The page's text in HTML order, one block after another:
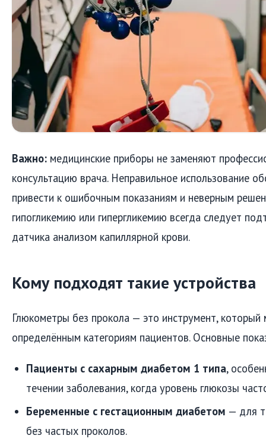
Важно: медицинские приборы не заменяют
консультацию врача. Неправильное использование
привести к ошибочным показаниям и неверным
гипогликемию или гипергликемию всегда следует
датчика анализом капиллярной крови.
Кому подходят такие устройства
Глюкометры без прокола — это инструмент,
определённым категориям пациентов. Основные
Пациенты с сахарным диабетом 1 типа,
течении заболевания, когда уровень глюкозы
Беременные с гестационным диабетом — для
без частых проколов.